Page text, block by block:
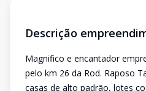
Descrição
Magnifico e encantador
pelo km 26 da Rod. Raposo
casas de alto padrão, lotes